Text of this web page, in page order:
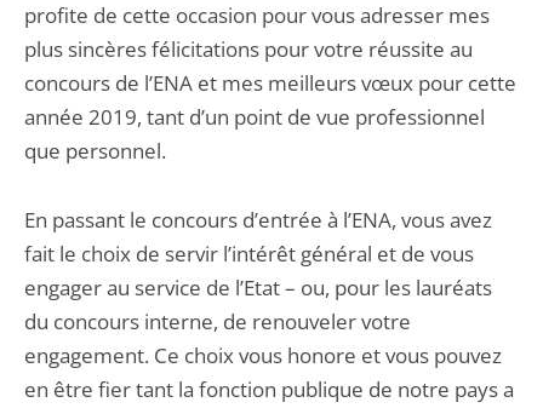
profite de cette occasion pour vous adresser mes
plus sincères félicitations pour votre réussite au
concours de l’ENA et mes meilleurs vœux pour cette
année 2019, tant d’un point de vue professionnel
que personnel.
En passant le concours d’entrée à l’ENA, vous avez
fait le choix de servir l’intérêt général et de vous
engager au service de l’Etat – ou, pour les lauréats
du concours interne, de renouveler votre
engagement. Ce choix vous honore et vous pouvez
en être fier tant la fonction publique de notre pays a